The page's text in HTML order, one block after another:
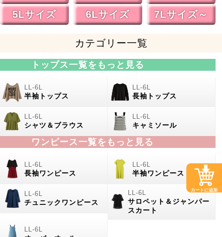
5Lサイズ
6Lサイズ 7Lサイズ～
カテゴリー一覧
トップス一覧をもっと見る
半袖トップス 長袖トップス
シャツ＆ブラウス キャミソール
ワンピース一覧をもっと見る
長袖ワンピース 半袖ワンピース
チュニックワンピース
サロペット＆ジャンパー
スカート
カートに追加